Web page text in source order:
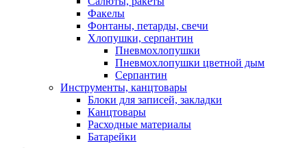
Факелы
Фонтаны, петарды, свечи
Хлопушки, серпантин
Пневмохлопушки
Пневмохлопушки цветной дым
Серпантин
Инструменты, канцтовары
Блоки для записей, закладки
Канцтовары
Расходные материалы
Батарейки